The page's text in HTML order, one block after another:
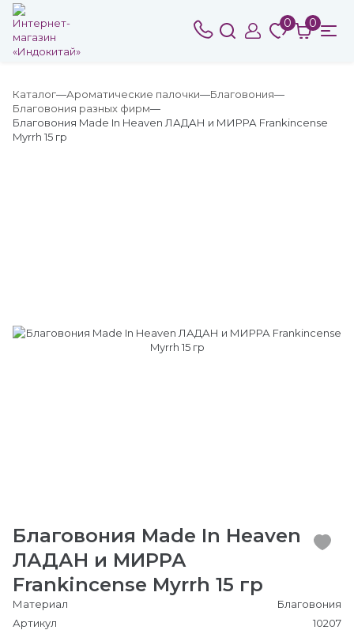
0 0
Каталог Ароматические палочки
Благовония
Благовония разных фирм
Благовония Made In Heaven ЛАДАН и МИРРА Frankincense
Myrrh 15 гр
Благовония Made In Heaven
ЛАДАН и МИРРА
Frankincense Myrrh 15 гр
Материал
Благовония
Артикул
10207